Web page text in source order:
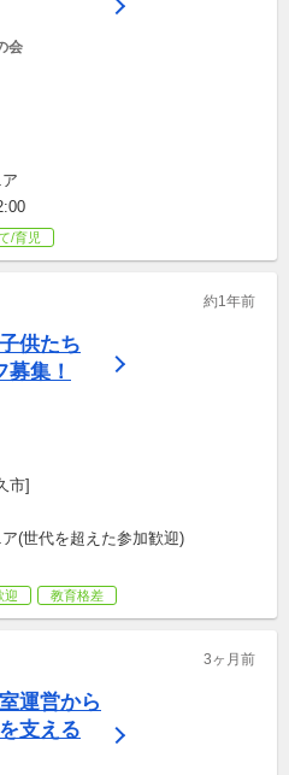
会
/育児
約1年前
供たち
集！
市]
(世代を超えた参加歓迎)
迎 教育格差
3ヶ月前
運営から
支える